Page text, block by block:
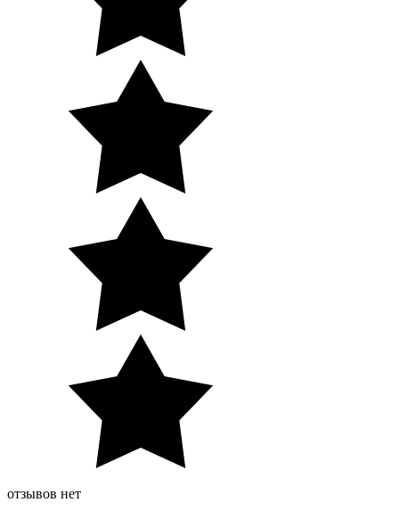
отзывов нет